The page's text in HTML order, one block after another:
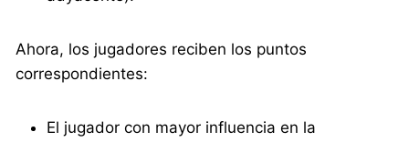
Ahora, los jugadores reciben los puntos
correspondientes:
El jugador con mayor influencia en la